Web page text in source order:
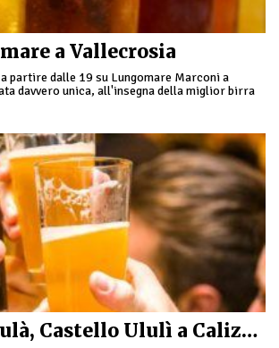
a Vallecrosia
a partire dalle 19 su Lungomare Marconi a
davvero unica, all'insegna della miglior birra
Luppolo Ululà, Castello Ululì a Calizzano